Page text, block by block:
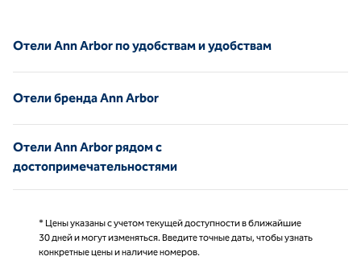
Отели Ann Arbor по удобствам и удобствам
Отели бренда Ann Arbor
Отели Ann Arbor рядом с
достопримечательностями
* Цены указаны с учетом текущей доступности в ближайшие
30 дней и могут изменяться. Введите точные даты, чтобы узнать
конкретные цены и наличие номеров.